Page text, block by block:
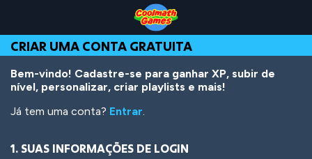
Top
of
Page
Navigation
Main
Content
Footer
o
conteúdo
principal
CRIAR UMA CONTA GRATUITA
Bem-vindo! Cadastre-se para ganhar XP, subir de
nível, personalizar, criar playlists e mais!
Já tem uma conta? Entrar.
1. SUAS INFORMAÇÕES DE LOGIN